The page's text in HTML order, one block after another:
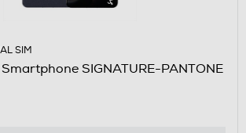
SIM
SIGNATURE-PANTONE